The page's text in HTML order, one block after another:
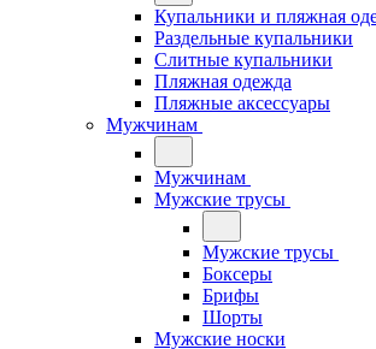
Купальники и пляжная
Раздельные купальники
Слитные купальники
Пляжная одежда
Пляжные аксессуары
Мужчинам
Мужчинам
Мужские трусы
Мужские трусы
Боксеры
Брифы
Шорты
Мужские носки